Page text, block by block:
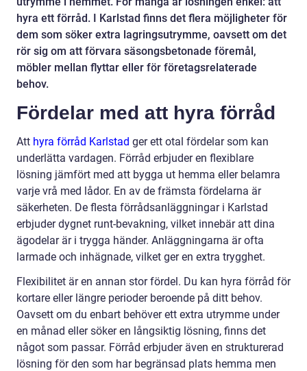
hyra ett förråd. I Karlstad finns det flera möjligheter för
dem som söker extra lagringsutrymme, oavsett om det
rör sig om att förvara säsongsbetonade föremål,
möbler mellan flyttar eller för företagsrelaterade
behov.
Fördelar med att hyra förråd
Att hyra förråd Karlstad ger ett otal fördelar som kan
underlätta vardagen. Förråd erbjuder en flexiblare
lösning jämfört med att bygga ut hemma eller belamra
varje vrå med lådor. En av de främsta fördelarna är
säkerheten. De flesta förrådsanläggningar i Karlstad
erbjuder dygnet runt-bevakning, vilket innebär att dina
ägodelar är i trygga händer. Anläggningarna är ofta
larmade och inhägnade, vilket ger en extra trygghet.
Flexibilitet är en annan stor fördel. Du kan hyra förråd för
kortare eller längre perioder beroende på ditt behov.
Oavsett om du enbart behöver ett extra utrymme under
en månad eller söker en långsiktig lösning, finns det
något som passar. Förråd erbjuder även en strukturerad
lösning för den som har begränsad plats hemma men